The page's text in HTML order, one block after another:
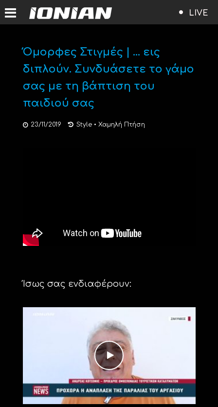
LIVE
Όμορφες Στιγμές | … εις
διπλούν. Συνδυάσετε το γάμο
σας με τη βάπτιση του
παιδιού σας
23/11/2019 Style • Χαμηλή Πτήση
Ίσως σας ενδιαφέρουν: